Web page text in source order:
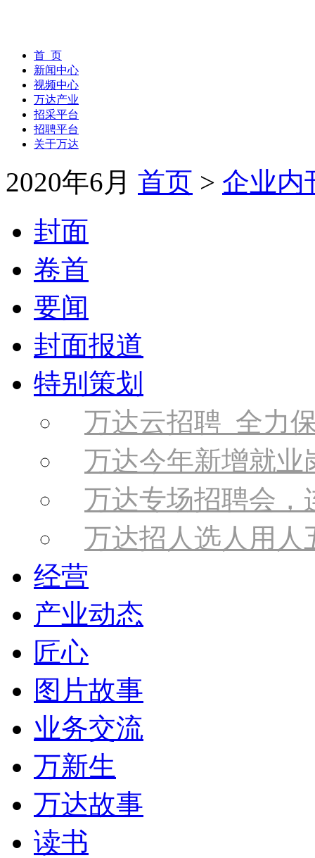
首 页
新闻中心
视频中心
万达产业
招采平台
招聘平台
关于万达
2020年6月 首页 > 企业内
封面
卷首
要闻
封面报道
特别策划
万达云招聘 全力
万达今年新增就业
万达专场招聘会，
万达招人选人用人
经营
产业动态
匠心
图片故事
业务交流
万新生
万达故事
读书